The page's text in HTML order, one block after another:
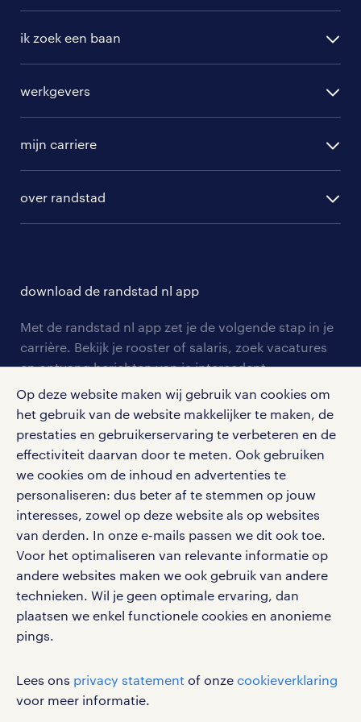
Op deze website maken wij gebruik van cookies om
het gebruik van de website makkelijker te maken, de
prestaties en gebruikerservaring te verbeteren en de
effectiviteit daarvan door te meten. Ook gebruiken
we cookies om de inhoud en advertenties te
personaliseren: dus beter af te stemmen op jouw
interesses, zowel op deze website als op websites
van derden. In onze e-mails passen we dit ook toe.
Voor het optimaliseren van relevante informatie op
andere websites maken we ook gebruik van andere
technieken. Wil je geen optimale ervaring, dan
plaatsen we enkel functionele cookies en anonieme
pings.
Lees ons privacy statement of onze cookieverklaring
voor meer informatie.
ik zoek een baan
randstad professional
randstad digital
werkgevers
hr-diensten
branches
tarieven
personeel gezocht
aanmelden nieuwsbrief
mijn carriere
solliciteren
blogs en artikelen
bruto-netto calculator
over randstad
onze vestigingen
pers
klachten en misstanden
download de randstad nl app
Met de randstad nl app zet je de volgende stap in je
carrière. Bekijk je rooster of salaris, zoek vacatures
en ontvang berichten van je intercedent.
Eenvoudig, snel en overal.
apple app store
google play store
social media
Volg ons voor de leukste content omtrent
vacatures, solliciteren en inspiratie.
gebruikersvoorwaarden